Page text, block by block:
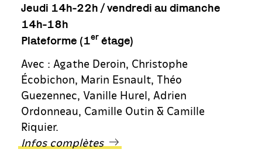
Jeudi 14h-22h / vendredi au dimanche
14h-18h
Plateforme (1er étage)
Avec : Agathe Deroin, Christophe
Écobichon, Marin Esnault, Théo
Guezennec, Vanille Hurel, Adrien
Ordonneau, Camille Outin & Camille
Riquier.
Infos complètes